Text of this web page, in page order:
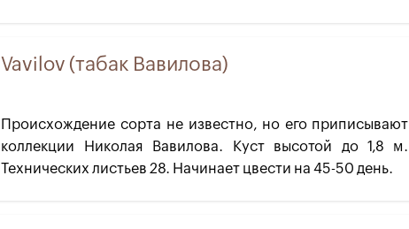
Vavilov (табак Вавилова)
Происхождение сорта не известно, но его приписывают
коллекции Николая Вавилова. Куст высотой до 1,8 м.
Технических листьев 28. Начинает цвести на 45-50 день.